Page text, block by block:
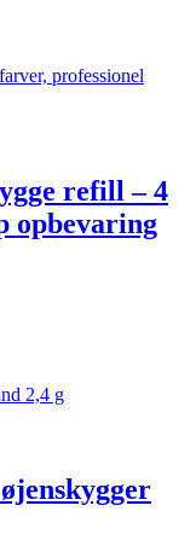
refill – 4
opbevaring